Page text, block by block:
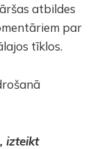
atbildes
par
tīklos.
izteikt